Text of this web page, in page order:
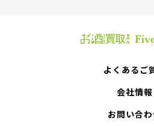
よくあるご
会社情報
お問い合